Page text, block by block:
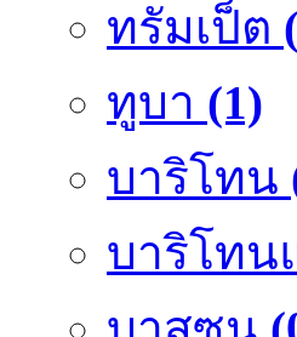
ทรัมเป็ต
ทูบา (1)
บาริโทน
บาริโท